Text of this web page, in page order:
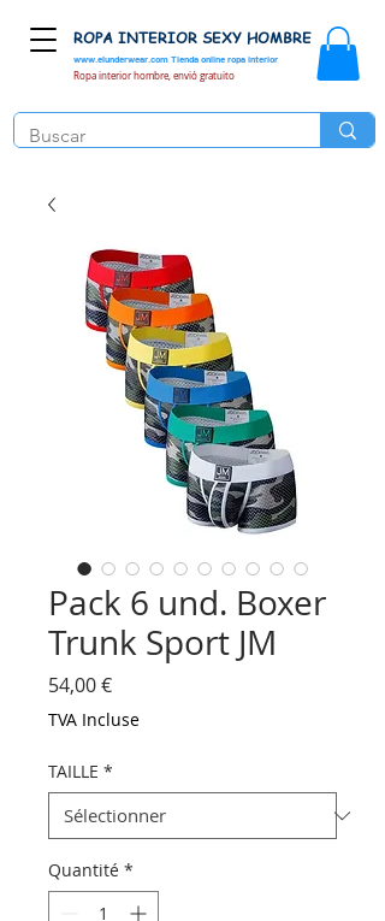
www.elunderwear.com Tienda online ropa interior
ROPA INTERIOR SEXY HOMBRE
Ropa interior hombre, envió gratuito
Pack 6 und. Boxer
Trunk Sport JM
54,00 €Prix
TVA Incluse
TAILLE *
Quantité *